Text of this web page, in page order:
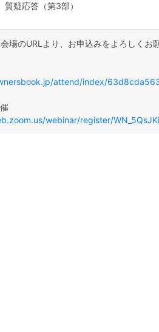
疑応答（第3部）
場のURLより、お申込みをよろしくお
attend/index/
webinar/register/